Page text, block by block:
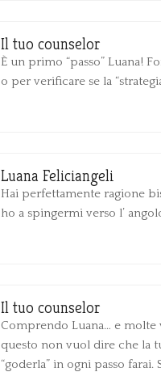
Il tuo counselor
È un primo “passo” Luana!
o per verificare se la
Luana Feliciangeli
Hai perfettamente ragione
ho a spingermi verso l’
Il tuo counselor
Comprendo Luana… e molte
questo non vuol dire che la
“goderla” in ogni passo